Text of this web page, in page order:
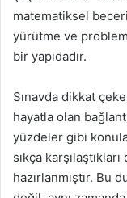
matematiksel
yürütme ve
bir yapıdadır.
Sınavda dikkat
hayatla olan
yüzdeler gibi
sıkça
hazırlanmıştır. Bu